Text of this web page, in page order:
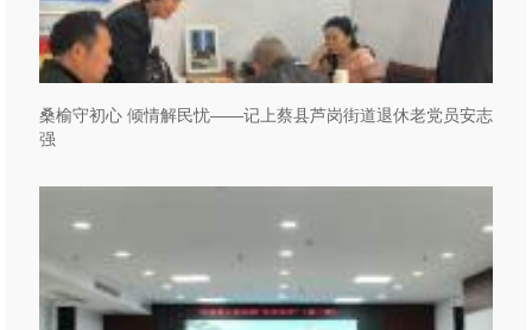
桑榆守初心 倾情解民忧——记上蔡县芦岗街道退休老党员安志
强